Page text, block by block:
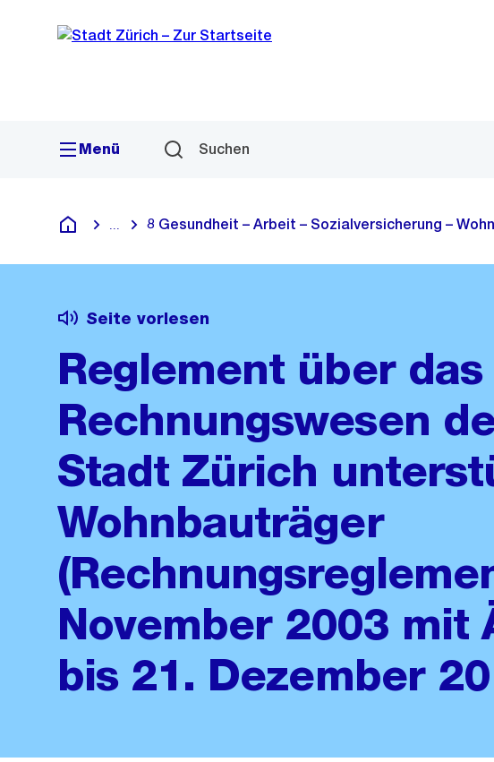
Navigation
Sprunglink
Menü Suchen
Deutsch
Blende alle Breadcrumbs ein
8 Gesundheit – Arbeit – Sozialversicherung –
Seite vorlesen
Reglement über das
Rechnungswesen
Stadt Zürich
Wohnbauträger
November 2003 mit
bis 21. Dezember